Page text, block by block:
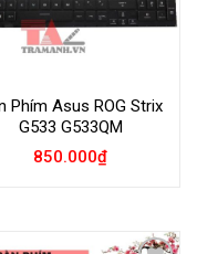
Phím Asus ROG Strix
G533 G533QM
850.000₫